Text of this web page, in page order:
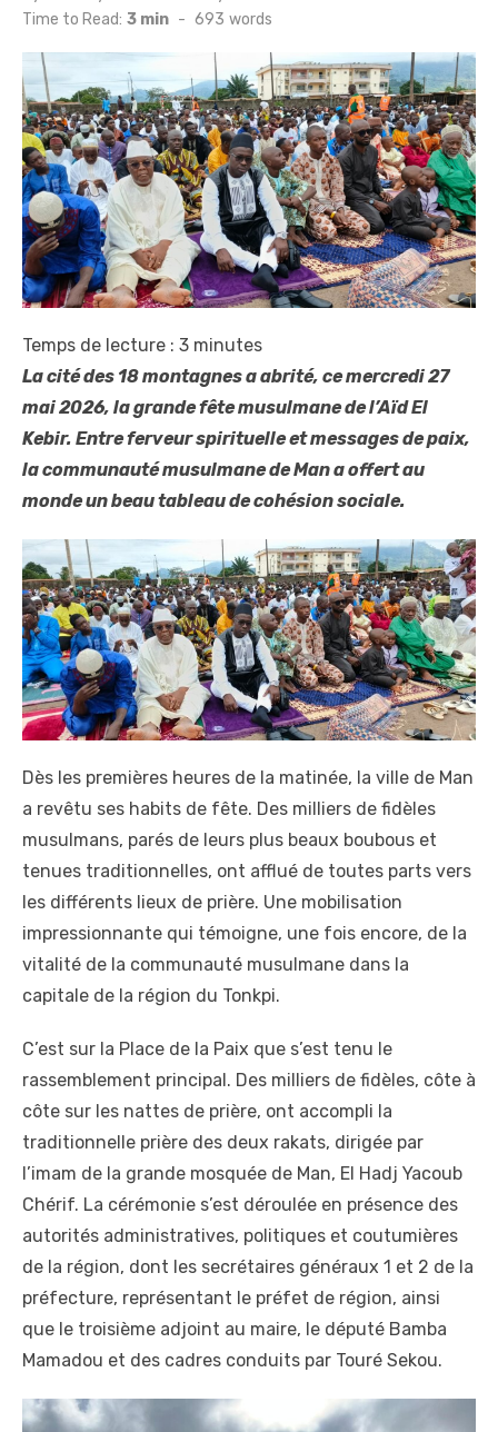
Time to Read: 3 min - 693 words
Temps de lecture : 3 minutes
La cité des 18 montagnes a abrité, ce mercredi 27
mai 2026, la grande fête musulmane de l’Aïd El
Kebir. Entre ferveur spirituelle et messages de paix,
la communauté musulmane de Man a offert au
monde un beau tableau de cohésion sociale.
Dès les premières heures de la matinée, la ville de Man
a revêtu ses habits de fête. Des milliers de fidèles
musulmans, parés de leurs plus beaux boubous et
tenues traditionnelles, ont afflué de toutes parts vers
les différents lieux de prière. Une mobilisation
impressionnante qui témoigne, une fois encore, de la
vitalité de la communauté musulmane dans la
capitale de la région du Tonkpi.
C’est sur la Place de la Paix que s’est tenu le
rassemblement principal. Des milliers de fidèles, côte à
côte sur les nattes de prière, ont accompli la
traditionnelle prière des deux rakats, dirigée par
l’imam de la grande mosquée de Man, El Hadj Yacoub
Chérif. La cérémonie s’est déroulée en présence des
autorités administratives, politiques et coutumières
de la région, dont les secrétaires généraux 1 et 2 de la
préfecture, représentant le préfet de région, ainsi
que le troisième adjoint au maire, le député Bamba
Mamadou et des cadres conduits par Touré Sekou.